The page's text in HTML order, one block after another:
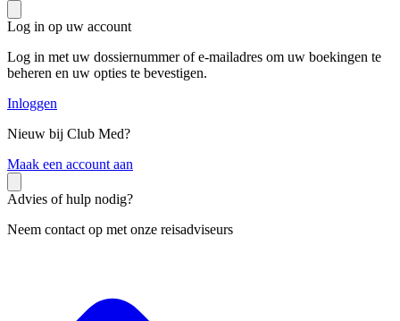
Log in op uw account
Log in met uw dossiernummer of e-mailadres om uw boekingen te
beheren en uw opties te bevestigen.
Inloggen
Nieuw bij Club Med?
Maak een account aan
Advies of hulp nodig?
Neem contact op met onze reisadviseurs